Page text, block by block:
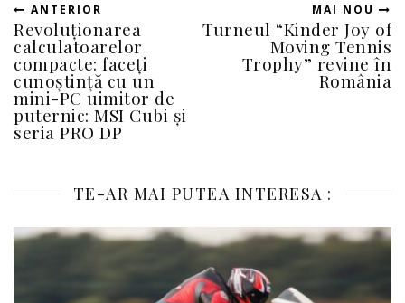
ANTERIOR
Revoluționarea
calculatoarelor
compacte: faceți
cunoștință cu un
mini-PC uimitor de
puternic: MSI Cubi și
seria PRO DP
MAI NOU
Turneul “Kinder Joy of
Moving Tennis
Trophy” revine în
România
TE-AR MAI PUTEA INTERESA :